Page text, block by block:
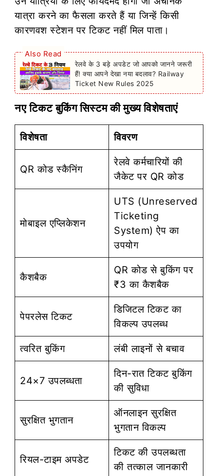
यात्रा करने का फैसला करते हैं या जिन्हें किसी
कारणवश स्टेशन पर टिकट नहीं मिल पाता।
Also Read
रेलवे के 3 बड़े अपडेट जो आपको जानने जरूरी
हैं! क्या आपने देखा नया बदलाव? Railway
Ticket New Rules 2025
नए टिकट बुकिंग सिस्टम की मुख्य विशेषताएं
विशेषता विवरण
QR कोड स्कैनिंग
रेलवे कर्मचारियों की
जैकेट पर QR कोड
मोबाइल एप्लिकेशन
UTS (Unreserved
Ticketing
System) ऐप का
उपयोग
कैशबैक
QR कोड से बुकिंग पर
₹3 का कैशबैक
पेपरलेस टिकट
डिजिटल टिकट का
विकल्प उपलब्ध
त्वरित बुकिंग लंबी लाइनों से बचाव
24×7 उपलब्धता
दिन-रात टिकट बुकिंग
की सुविधा
सुरक्षित भुगतान
ऑनलाइन सुरक्षित
भुगतान विकल्प
रियल-टाइम अपडेट
टिकट की उपलब्धता
की तत्काल जानकारी